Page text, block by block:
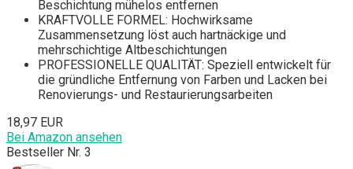
Beschichtung mühelos entfernen
KRAFTVOLLE FORMEL: Hochwirksame
Zusammensetzung löst auch hartnäckige und
mehrschichtige Altbeschichtungen
PROFESSIONELLE QUALITÄT: Speziell entwickelt für
die gründliche Entfernung von Farben und Lacken bei
Renovierungs- und Restaurierungsarbeiten
18,97 EUR
Bei Amazon ansehen
Bestseller Nr. 3